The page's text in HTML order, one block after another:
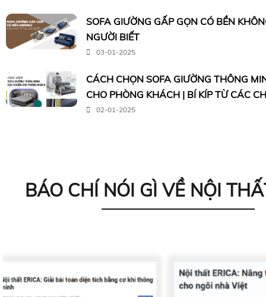
SOFA GIƯỜNG GẤP GỌN CÓ BỀN
NGƯỜI BIẾT
03-01-2025
CÁCH CHỌN SOFA GIƯỜNG THÔNG
CHO PHÒNG KHÁCH | BÍ KÍP TỪ CÁC
02-01-2025
BÁO CHÍ NÓI GÌ VỀ NỘI